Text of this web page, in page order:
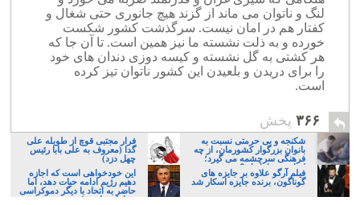
لنگ و ناتوان می ماند از گزند هیچ جانوری حتی شغال و
کفتار هم در امان نیست. سرگذشت کشور شکست
خورده و به ذلت نشسته ما نیز همین است. تا آن جا که
هر کشتی به گل نشسته و کیسه دوزی دندان های خود
را برای دریدن و بلعیدن این کشور ناتوان تیز کرده
است.
۳۶۶ پخش
شکنجه و بی حرمتی نسبت به
بانوان بزرگوار کشورمان، از چه
فرهنگی سرچشمه می گیرد؛
ایرانی، و یا تازیان؟
فرار مجتبی قوچ از طویله علی
گدا (معروف به علی بابا رئیس
چهل دزد)
فیلم آرگو علاوه بر جایزه های
گوناگون، برنده جایزه اسکار شد
این خودخواهی است که اجازه
دهیم رژیم ادامه حیات دهد، اما
حاضر به اتحاد با دیگر دموکراسی
خواهان نباشیم!